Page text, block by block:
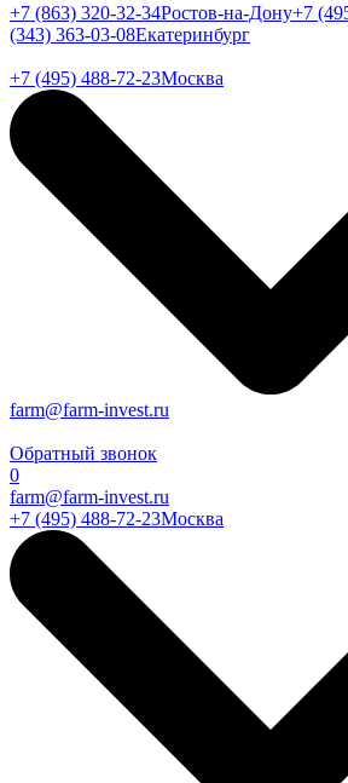
+7 (863) 320-32-34Ростов-на-Дону+7
(343) 363-03-08Екатеринбург
+7 (495) 488-72-23Москва
farm@farm-invest.ru
Обратный звонок
0
farm@farm-invest.ru
+7 (495) 488-72-23Москва